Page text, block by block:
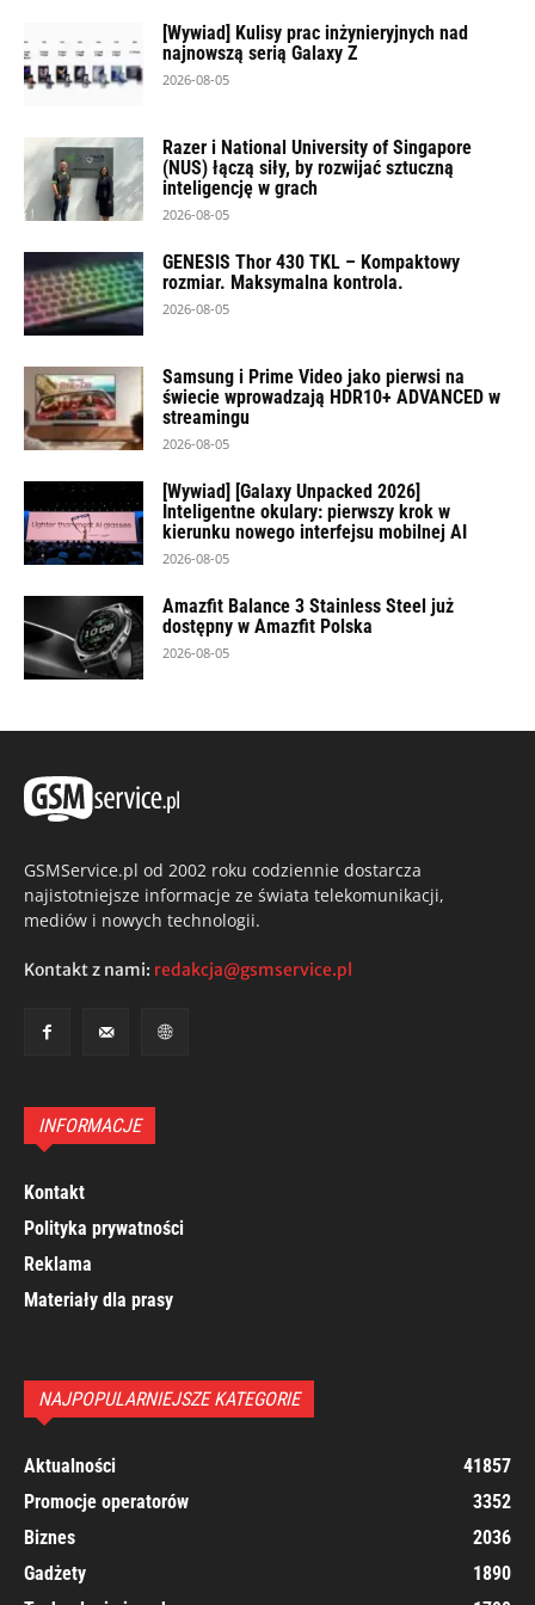
[Wywiad] Kulisy prac inżynieryjnych nad
najnowszą serią Galaxy Z
2026-08-05
Razer i National University of Singapore
(NUS) łączą siły, by rozwijać sztuczną
inteligencję w grach
2026-08-05
GENESIS Thor 430 TKL – Kompaktowy
rozmiar. Maksymalna kontrola.
2026-08-05
Samsung i Prime Video jako pierwsi na
świecie wprowadzają HDR10+ ADVANCED w
streamingu
2026-08-05
[Wywiad] [Galaxy Unpacked 2026]
Inteligentne okulary: pierwszy krok w
kierunku nowego interfejsu mobilnej AI
2026-08-05
Amazfit Balance 3 Stainless Steel już
dostępny w Amazfit Polska
2026-08-05
GSMService.pl od 2002 roku codziennie dostarcza
najistotniejsze informacje ze świata telekomunikacji,
mediów i nowych technologii.
Kontakt z nami: redakcja@gsmservice.pl
INFORMACJE
Kontakt
Polityka prywatności
Reklama
Materiały dla prasy
NAJPOPULARNIEJSZE KATEGORIE
Aktualności
41857
Promocje operatorów
3352
Biznes
2036
Gadżety
1890